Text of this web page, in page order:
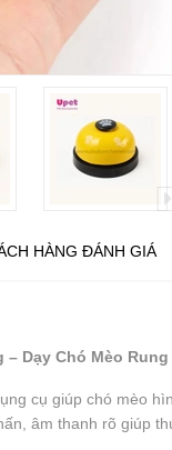
HÀNG ĐÁNH GIÁ
Dạy Chó Mèo
cụ giúp chó mèo
âm thanh rõ giúp